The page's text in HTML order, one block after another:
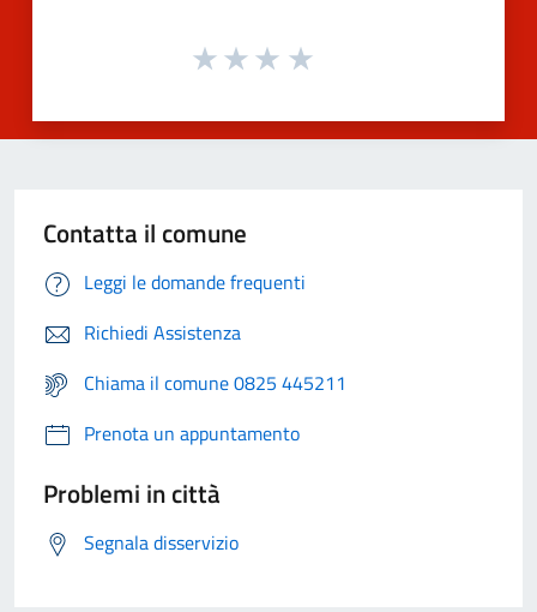
Contatta il comune
Leggi le domande frequenti
Richiedi Assistenza
Chiama il comune 0825 445211
Prenota un appuntamento
Problemi in città
Segnala disservizio